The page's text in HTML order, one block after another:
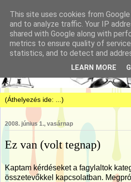
2008. június 1., vasárnap
Ez van (volt tegnap)
Kaptam kérdéseket a fagylaltok
összetevőkkel kapcsolatban.
This site uses cookies from
and to analyze traffic. Your IP
shared with Google along with
metrics to ensure quality of
statistics, and to detect and
LEARN MORE